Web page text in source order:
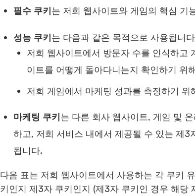
필수 쿠키는 저희 웹사이트와 게임의 핵심 기
성능 쿠키는 다음과 같은 목적으로 사용됩니
저희 웹사이트에서 방문자 수를 인식하고
이트를 어떻게 돌아다니는지 확인하기 위
저희 게임에서 마케팅 성과를 측정하기 위
마케팅 쿠키는 다른 회사 웹사이트, 게임 및
하고, 저희 서비스 내에서 제공될 수 있는 제
됩니다.
다음 표는 저희 웹사이트에서 사용하는 각 쿠키
키인지 제3자 쿠키인지 (제3자 쿠키인 경우 해당